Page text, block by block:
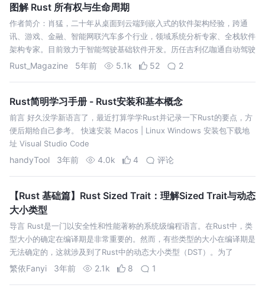
图解 Rust 所有权与生命周期
作者简介：肖猛，二十年从桌面到云端到嵌入式的软件架构经验，跨通
讯、游戏、金融、智能网联汽车多个行业，领域系统分析专家、全栈软件
架构专家。目前致力于智能驾驶基础软件开发。历任吉利亿咖通自动驾驶
软件平台总监，国汽智控自动驾驶软件研发总监。对在汽车领域推广
Rust_Magazine 5年前 5.1k 52 2
Rust简明学习手册 - Rust安装和基本概念
前言 好久没学新语言了，最近打算学学Rust并记录一下Rust的要点，方
便后期给自己参考。 快速安装 Macos | Linux Windows 安装包下载地
址 Visual Studio Code
handyTool 3年前 4.0k 4 评论
【Rust 基础篇】Rust Sized Trait：理解Sized Trait与动态
大小类型
导言 Rust是一门以安全性和性能著称的系统级编程语言。在Rust中，类
型大小的确定在编译期是非常重要的。然而，有些类型的大小在编译期是
无法确定的，这就涉及到了Rust中的动态大小类型（DST）。为了
繁依Fanyi 3年前 2.1k 8 1